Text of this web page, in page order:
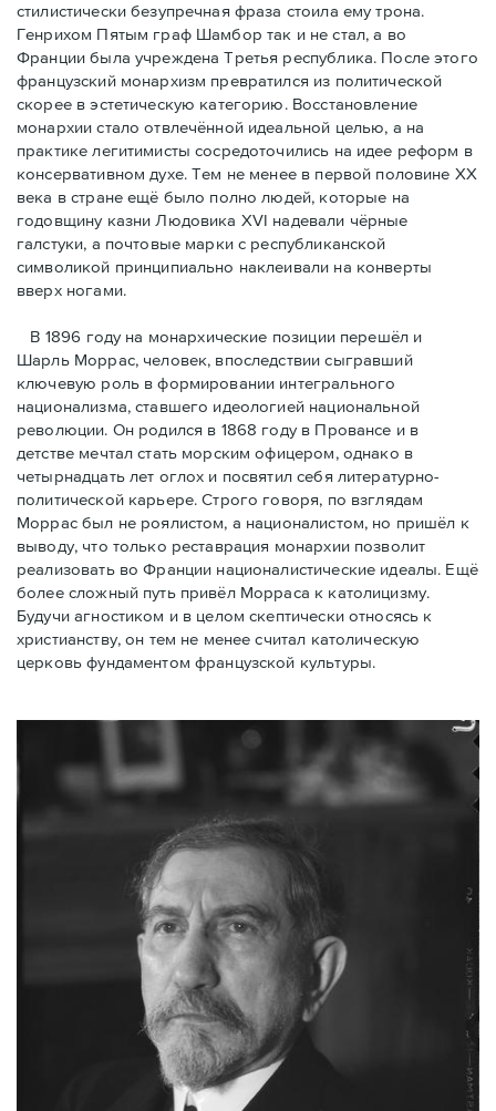
стилистически безупречная фраза стоила ему трона.
Генрихом Пятым граф Шамбор так и не стал, а во
Франции была учреждена Третья республика. После этого
французский монархизм превратился из политической
скорее в эстетическую категорию. Восстановление
монархии стало отвлечённой идеальной целью, а на
практике легитимисты сосредоточились на идее реформ в
консервативном духе. Тем не менее в первой половине ХХ
века в стране ещё было полно людей, которые на
годовщину казни Людовика XVI надевали чёрные
галстуки, а почтовые марки с республиканской
символикой принципиально наклеивали на конверты
вверх ногами.
В 1896 году на монархические позиции перешёл и
Шарль Моррас, человек, впоследствии сыгравший
ключевую роль в формировании интегрального
национализма, ставшего идеологией национальной
революции. Он родился в 1868 году в Провансе и в
детстве мечтал стать морским офицером, однако в
четырнадцать лет оглох и посвятил себя литературно-
политической карьере. Строго говоря, по взглядам
Моррас был не роялистом, а националистом, но пришёл к
выводу, что только реставрация монархии позволит
реализовать во Франции националистические идеалы. Ещё
более сложный путь привёл Морраса к католицизму.
Будучи агностиком и в целом скептически относясь к
христианству, он тем не менее считал католическую
церковь фундаментом французской культуры.